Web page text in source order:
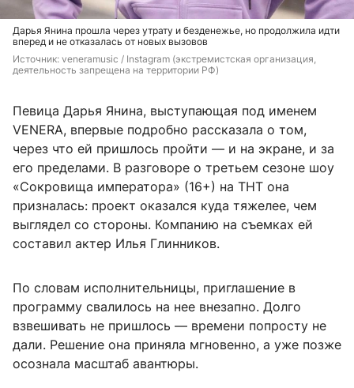
Дарья Янина прошла через утрату и безденежье, но продолжила идти
вперед и не отказалась от новых вызовов
Источник: veneramusic / Instagram (экстремистская организация,
деятельность запрещена на территории РФ)
Певица Дарья Янина, выступающая под именем
VENERA, впервые подробно рассказала о том,
через что ей пришлось пройти — и на экране, и за
его пределами. В разговоре о третьем сезоне шоу
«Сокровища императора» (16+) на ТНТ она
призналась: проект оказался куда тяжелее, чем
выглядел со стороны. Компанию на съемках ей
составил актер Илья Глинников.
По словам исполнительницы, приглашение в
программу свалилось на нее внезапно. Долго
взвешивать не пришлось — времени попросту не
дали. Решение она приняла мгновенно, а уже позже
осознала масштаб авантюры.